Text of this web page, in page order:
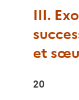
III.
et
20